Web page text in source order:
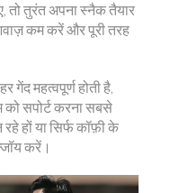
तो तुरंत अपना स्नैक तैयार
कम करें और पूरी तरह
गेंद महत्वपूर्ण होती है,
सपोर्ट करना सबसे
हों या सिर्फ कॉफ़ी के
करें।